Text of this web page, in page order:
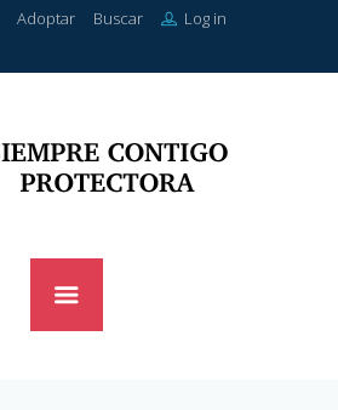
Adoptar Buscar Log in